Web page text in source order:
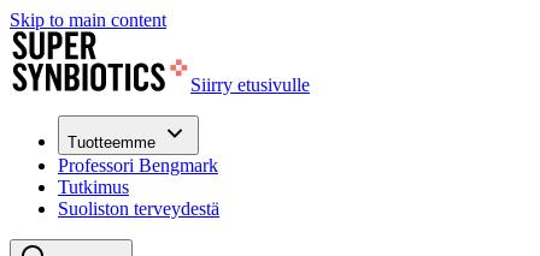
Skip to main content
Siirry etusivulle
Tuotteemme
Professori Bengmark
Tutkimus
Suoliston terveydestä